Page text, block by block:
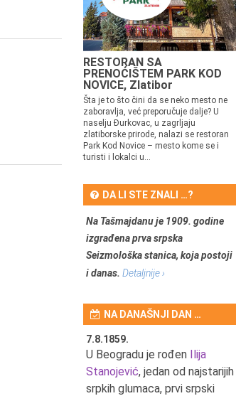
RESTORAN SA
PRENOĆIŠTEM PARK KOD
NOVICE, Zlatibor
Šta je to što čini da se neko mesto ne
zaboravlja, već preporučuje dalje? U
naselju Đurkovac, u zagrljaju
zlatiborske prirode, nalazi se restoran
Park Kod Novice – mesto kome se i
turisti i lokalci u...
DA LI STE ZNALI …?
Na Tašmajdanu je 1909. godine
izgrađena prva srpska
Seizmološka stanica, koja postoji
i danas. Detaljnije ›
NA DANAŠNJI DAN …
7.8.1859.
U Beogradu je rođen Ilija
Stanojević, jedan od najstarijih
srpkih glumaca, prvi srpski